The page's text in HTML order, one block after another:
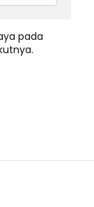
pada